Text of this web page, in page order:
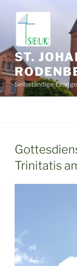
ST.
Selbständige
Trinitatis